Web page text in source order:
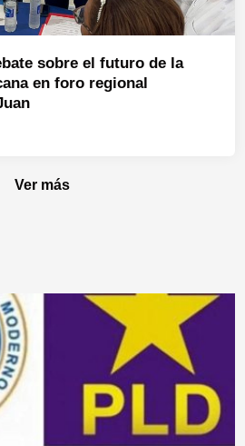
sobre el futuro de la
en foro regional
Ver más